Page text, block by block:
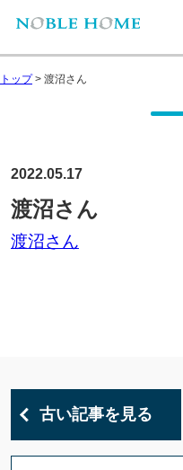
トップ> 渡沼さん
2022.05.17
渡沼さん
渡沼さん
古い記事を見る